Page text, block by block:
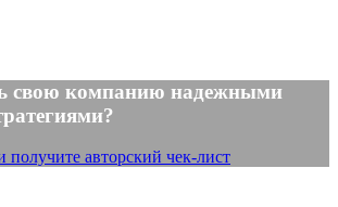
свою компанию надежными
получите авторский чек-лист